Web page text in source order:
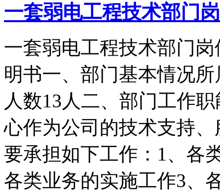
一套弱电工程技术部门
一套弱电工程技术部门
明书一、部门基本情况
人数13人二、部门工作
心作为公司的技术支持
要承担如下工作：1、各
各类业务的实施工作3、